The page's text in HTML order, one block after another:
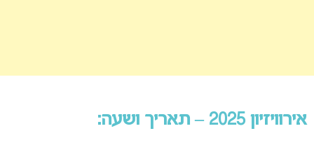
אירוויזיון 2025 – תאריך ושעה: